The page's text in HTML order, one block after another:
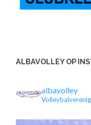
ALBAVOLLEY OP
albavolley